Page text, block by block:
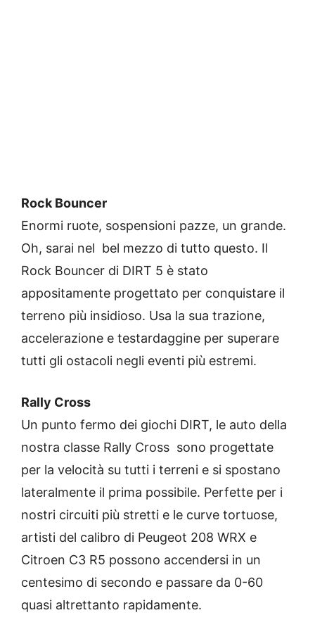
Rock Bouncer
Enormi ruote, sospensioni pazze, un grande.
Oh, sarai nel bel mezzo di tutto questo. Il
Rock Bouncer di DIRT 5 è stato
appositamente progettato per conquistare il
terreno più insidioso. Usa la sua trazione,
accelerazione e testardaggine per superare
tutti gli ostacoli negli eventi più estremi.
Rally Cross
Un punto fermo dei giochi DIRT, le auto della
nostra classe Rally Cross sono progettate
per la velocità su tutti i terreni e si spostano
lateralmente il prima possibile. Perfette per i
nostri circuiti più stretti e le curve tortuose,
artisti del calibro di Peugeot 208 WRX e
Citroen C3 R5 possono accendersi in un
centesimo di secondo e passare da 0-60
quasi altrettanto rapidamente.